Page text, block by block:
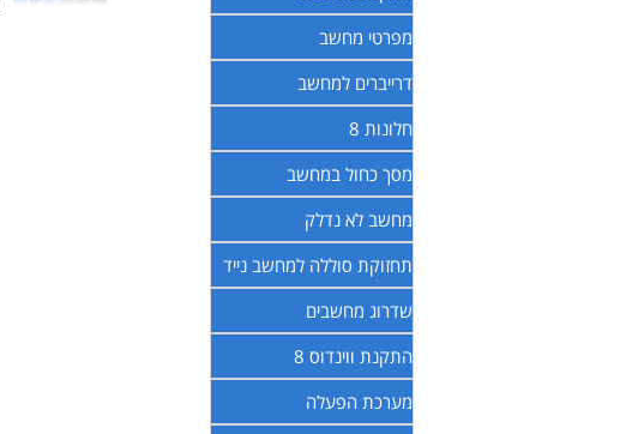
מפרטי מחשב
דרייברים למחשב
חלונות 8
מסך כחול במחשב
מחשב לא נדלק
תחזוקת סוללה למחשב נייד
שדרוג מחשבים
התקנת ווינדוס 8
מערכת הפעלה